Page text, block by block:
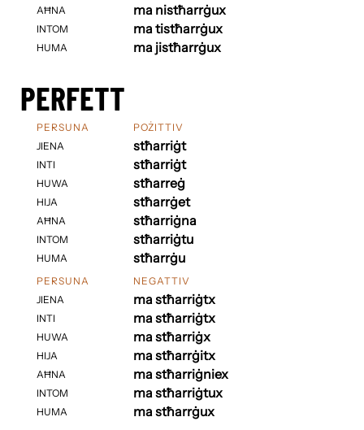
AĦNA
INTOM
HUMA
ma nistħarrġux
ma tistħarrġux
ma jistħarrġux
PERFETT
PERSUNA
JIENA
INTI
HUWA
HIJA
AĦNA
INTOM
HUMA
POŻITTIV
stħarriġt
stħarriġt
stħarreġ
stħarrġet
stħarriġna
stħarriġtu
stħarrġu
PERSUNA
JIENA
INTI
HUWA
HIJA
AĦNA
INTOM
HUMA
NEGATTIV
ma stħarriġtx
ma stħarriġtx
ma stħarriġx
ma stħarrġitx
ma stħarriġniex
ma stħarriġtux
ma stħarrġux